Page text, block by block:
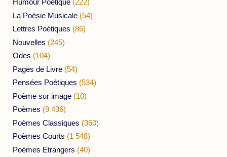
Humour Poétique (222)
La Poésie Musicale (54)
Lettres Poétiques (86)
Nouvelles (245)
Odes (104)
Pages de Livre (54)
Pensées Poétiques (534)
Poème sur image (10)
Poèmes (9 436)
Poèmes Classiques (360)
Poèmes Courts (1 548)
Poèmes Etrangers (40)